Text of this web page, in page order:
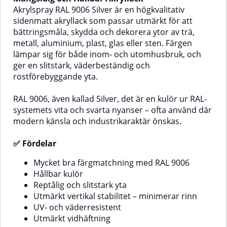
Deep Black, är en djupsvart kulör
i RAL-systemets kategori vita och
svarta nyanser – en klassisk och
stilren färg som passar de flesta
användningsområden.✅
FördelarMycket bra
färgmatchning med RAL
9005Elegant sidenmatt
finishReptålig och
– minimerar rinnUV- och
väderresistentUtmärkt
vidhäftningLämpliga
ytorTräMetallAluminiumGlasStenOlika
plastAnvändningsområdenAkrylsprayen
för:Bättringsmålning av metall-
och plastdetaljerFärgkodning och
märkningDekorationsmålning av
föremål i hem, garage eller
verkstadMaskindelar, verktyg,
apparater och stålmöbler💡
Tips!RAL 9005 har mycket god
med en elegant industrikaraktär
och tillhör RAL-systemets vita
och svarta nyanser.✅
FördelarMycket bra
färgmatchning med RAL
9007Hållbar kulörReptålig och
slitstark ytaUtmärkt vertikal
stabilitet – minimerar rinnUV- och
typer av
fungerar utmärkt
föremål i hem, garage eller
verkstadMaskindelar, verktyg,
Tips!För bästa resultat
rekommenderas vit eller ljusgrå
primer som grund. RAL 9007
Akrylspray RAL 9006 Silver är en högkvalitativ
sidenmatt akryllack som passar utmärkt för att
bättringsmåla, skydda och dekorera ytor av trä,
metall, aluminium, plast, glas eller sten. Färgen
lämpar sig för både inom- och utomhusbruk, och
ger en slitstark, väderbeständig och
rostförebyggande yta.
RAL 9006, även kallad Silver, det är en kulör ur RAL-
systemets vita och svarta nyanser – ofta använd där
modern känsla och industrikaraktär önskas.
✅ Fördelar
Mycket bra färgmatchning med RAL 9006
Hållbar kulör
Reptålig och slitstark yta
Utmärkt vertikal stabilitet – minimerar rinn
UV- och väderresistent
Utmärkt vidhäftning